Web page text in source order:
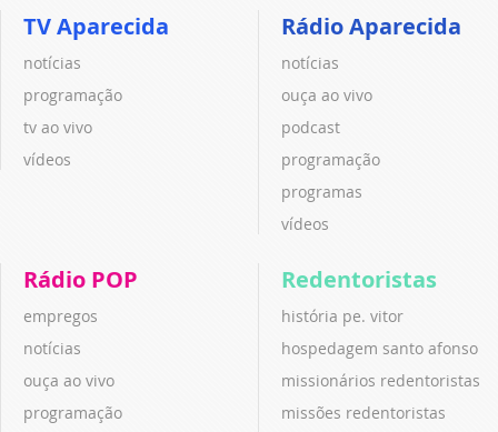
TV Aparecida
notícias
programação
tv ao vivo
vídeos
Rádio Aparecida
notícias
ouça ao vivo
podcast
programação
programas
vídeos
Rádio POP
empregos
notícias
ouça ao vivo
programação
Redentoristas
história pe. vitor
hospedagem santo afonso
missionários redentoristas
missões redentoristas